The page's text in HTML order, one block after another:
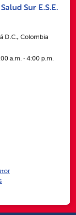
Sur E.S.E.
D.C., Colombia
a.m. ‑ 4:00 p.m.